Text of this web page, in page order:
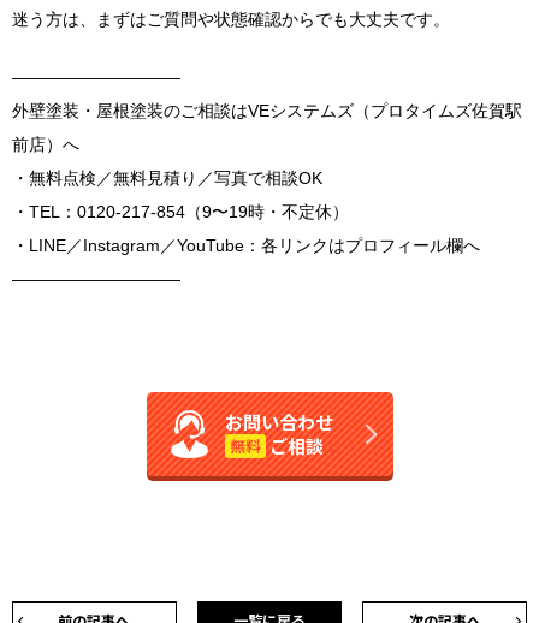
迷う方は、まずはご質問や状態確認からでも大丈夫です。
――――――――――
外壁塗装・屋根塗装のご相談はVEシステムズ（プロタイムズ佐賀駅
前店）へ
・無料点検／無料見積り／写真で相談OK
・TEL：0120-217-854（9〜19時・不定休）
・LINE／Instagram／YouTube：各リンクはプロフィール欄へ
――――――――――
お問い合わせ
無料 ご相談